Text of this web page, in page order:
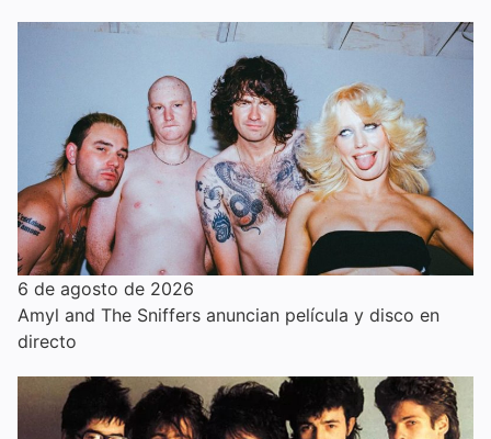
6 de agosto de 2026
Amyl and The Sniffers anuncian película y disco en
directo